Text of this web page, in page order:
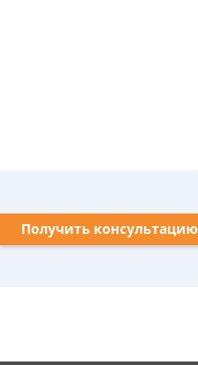
Получить консультацию